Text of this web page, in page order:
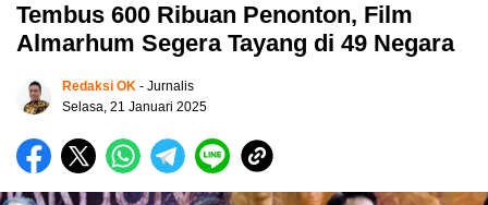
Tembus 600 Ribuan Penonton, Film
Almarhum Segera Tayang di 49 Negara
Redaksi OK - Jurnalis
Selasa, 21 Januari 2025